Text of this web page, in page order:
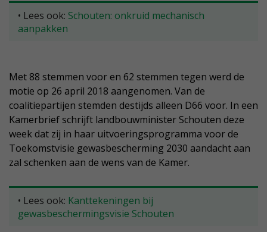
• Lees ook: Schouten: onkruid mechanisch
aanpakken
Met 88 stemmen voor en 62 stemmen tegen werd de
motie op 26 april 2018 aangenomen. Van de
coalitiepartijen stemden destijds alleen D66 voor. In een
Kamerbrief schrijft landbouwminister Schouten deze
week dat zij in haar uitvoeringsprogramma voor de
Toekomstvisie gewasbescherming 2030 aandacht aan
zal schenken aan de wens van de Kamer.
• Lees ook: Kanttekeningen bij
gewasbeschermingsvisie Schouten